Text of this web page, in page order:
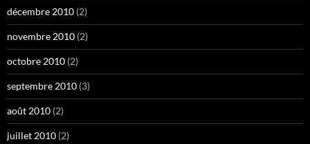
décembre 2010 (2)
novembre 2010 (2)
octobre 2010 (2)
septembre 2010 (3)
août 2010 (2)
juillet 2010 (2)